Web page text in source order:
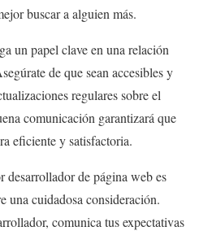
buscar a alguien más.
un papel clave en una relación
de que sean accesibles y
regulares sobre el
comunicación garantizará que
eficiente y satisfactoria.
desarrollador de página web es
una cuidadosa consideración.
comunica tus expectativas